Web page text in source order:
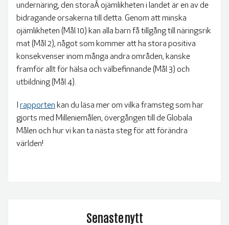
undernäring, den storaÂ ojämlikheten i landet är en av de
bidragande orsakerna till detta. Genom att minska
ojämlikheten (Mål 10) kan alla barn få tillgång till näringsrik
mat (Mål 2), något som kommer att ha stora positiva
konsekvenser inom många andra områden, kanske
framför allt för hälsa och välbefinnande (Mål 3) och
utbildning (Mål 4).
rapporten kan du läsa mer om vilka framsteg som har
gjorts med Milleniemålen, övergången till de Globala
Målen och hur vi kan ta nästa steg för att förändra
världen!
Senaste nytt